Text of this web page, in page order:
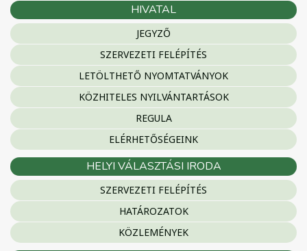
HIVATAL
JEGYZŐ
SZERVEZETI FELÉPÍTÉS
LETÖLTHETŐ NYOMTATVÁNYOK
KÖZHITELES NYILVÁNTARTÁSOK
REGULA
ELÉRHETŐSÉGEINK
HELYI VÁLASZTÁSI IRODA
SZERVEZETI FELÉPÍTÉS
HATÁROZATOK
KÖZLEMÉNYEK